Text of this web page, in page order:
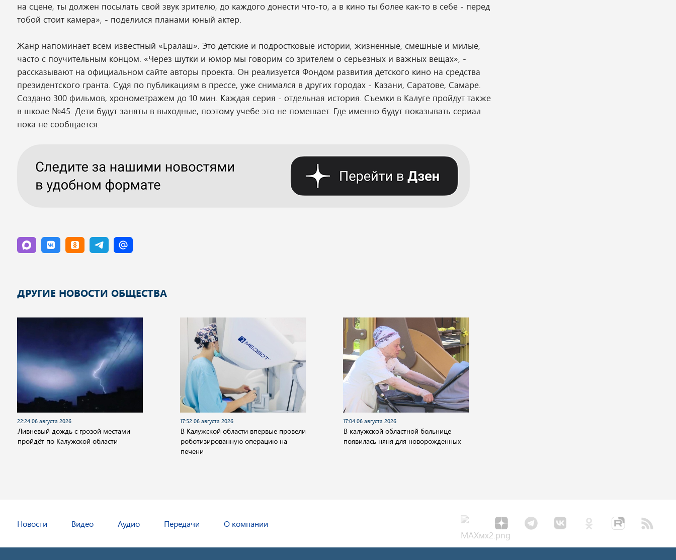
на сцене, ты должен посылать свой звук зрителю, до каждого донести что-то, а в кино ты более как-то в себе - перед
тобой стоит камера», - поделился планами юный актер.
Жанр напоминает всем известный «Ералаш». Это детские и подростковые истории, жизненные, смешные и милые,
часто с поучительным концом. «Через шутки и юмор мы говорим со зрителем о серьезных и важных вещах», -
рассказывают на официальном сайте авторы проекта. Он реализуется Фондом развития детского кино на средства
президентского гранта. Судя по публикациям в прессе, уже снимался в других городах - Казани, Саратове, Самаре.
Создано 300 фильмов, хронометражем до 10 мин. Каждая серия - отдельная история. Съемки в Калуге пройдут также
в школе №45. Дети будут заняты в выходные, поэтому учебе это не помешает. Где именно будут показывать сериал
пока не сообщается.
ДРУГИЕ НОВОСТИ ОБЩЕСТВА
22:24 06 августа 2026
Ливневый дождь с грозой местами
пройдёт по Калужской области
17:52 06 августа 2026
В Калужской области впервые провели
роботизированную операцию на
печени
17:04 06 августа 2026
В калужской областной больнице
появилась няня для новорожденных
Новости Видео Аудио Передачи О компании